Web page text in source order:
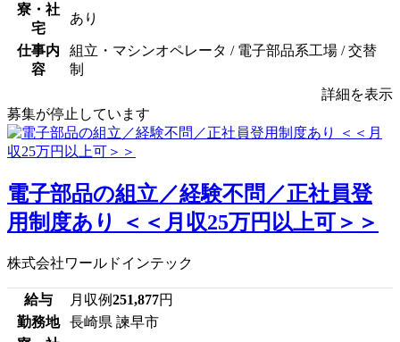
寮・社
宅
あり
仕事内
容
組立・マシンオペレータ / 電子部品系工場 / 交替
制
詳細を表示
募集が停止しています
電子部品の組立／経験不問／正社員登
用制度あり ＜＜月収25万円以上可＞＞
株式会社ワールドインテック
給与 月収例251,877円
勤務地
長崎県 諫早市